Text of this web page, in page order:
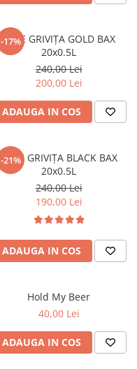
-17%
BERE GRIVIȚA GOLD BAX
20x0.5L
240,00 Lei
200,00 Lei
ADAUGA IN COS
-21%
BERE GRIVIȚA BLACK BAX
20x0.5L
240,00 Lei
190,00 Lei
ADAUGA IN COS
Hold My Beer
40,00 Lei
ADAUGA IN COS